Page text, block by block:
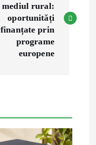
mediul rural:
oportunități
finanțate prin
programe
europene